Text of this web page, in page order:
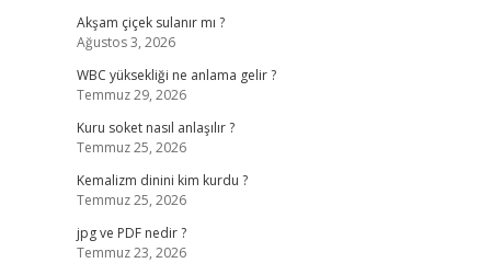
Akşam çiçek sulanır mı ?
Ağustos 3, 2026
WBC yüksekliği ne anlama gelir ?
Temmuz 29, 2026
Kuru soket nasıl anlaşılır ?
Temmuz 25, 2026
Kemalizm dinini kim kurdu ?
Temmuz 25, 2026
jpg ve PDF nedir ?
Temmuz 23, 2026